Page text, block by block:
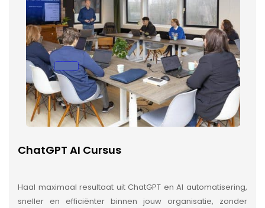
ChatGPT AI Cursus
Haal maximaal resultaat uit ChatGPT en AI automatisering,
sneller en efficiënter binnen jouw organisatie, zonder